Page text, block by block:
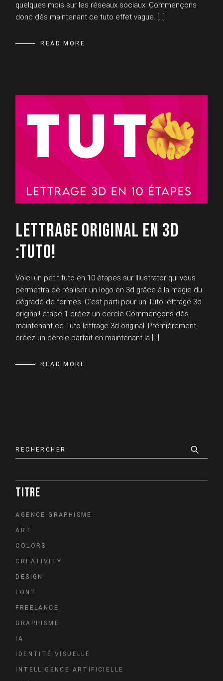
quelques mois sur les réseaux sociaux. Commençons
donc dès maintenant ce tuto effet vague. […]
READ MORE
LETTRAGE ORIGINAL EN 3D
:TUTO!
Voici un petit tuto en 10 étapes sur Illustrator qui vous
permettra de réaliser un logo en 3d grâce à la magie du
dégradé de formes. C’est parti pour un Tuto lettrage 3d
original! étape 1 créez un cercle Commençons dès
maintenant ce Tuto lettrage 3d original. Premièrement,
créez un cercle parfait en maintenant la […]
READ MORE
TITRE
AGENCE GRAPHISME
ART
COLORS
CREATIVITY
DESIGN
FONT
FREELANCE
GRAPHISME
IA
IDENTITÉ VISUELLE
INTELLIGENCE ARTIFICIELLE